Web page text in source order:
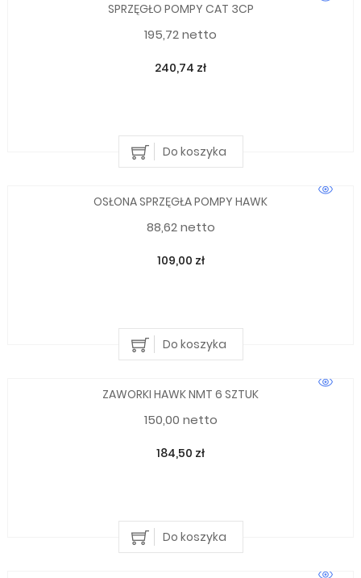
SPRZĘGŁO POMPY CAT 3CP
195,72 netto
240,74 zł
Do koszyka
OSŁONA SPRZĘGŁA POMPY HAWK
88,62 netto
109,00 zł
Do koszyka
ZAWORKI HAWK NMT 6 SZTUK
150,00 netto
184,50 zł
Do koszyka